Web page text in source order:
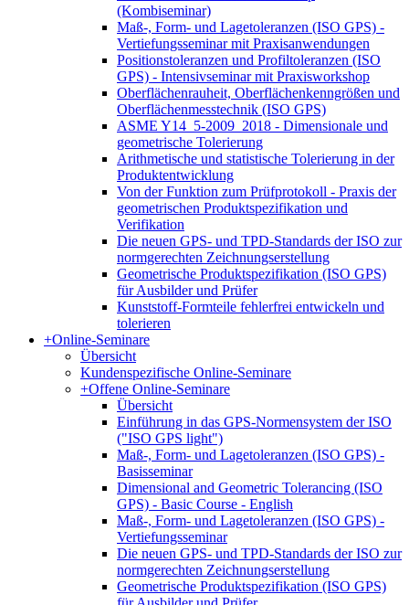
(Kombiseminar)
Maß-, Form- und Lagetoleranzen (ISO GPS) -
Vertiefungsseminar mit Praxisanwendungen
Positionstoleranzen und Profiltoleranzen (ISO
GPS) - Intensivseminar mit Praxisworkshop
Oberflächenrauheit, Oberflächenkenngrößen und
Oberflächenmesstechnik (ISO GPS)
ASME Y14_5-2009_2018 - Dimensionale und
geometrische Tolerierung
Arithmetische und statistische Tolerierung in der
Produktentwicklung
Von der Funktion zum Prüfprotokoll - Praxis der
geometrischen Produktspezifikation und
Verifikation
Die neuen GPS- und TPD-Standards der ISO zur
normgerechten Zeichnungserstellung
Geometrische Produktspezifikation (ISO GPS)
für Ausbilder und Prüfer
Kunststoff-Formteile fehlerfrei entwickeln und
tolerieren
+Online-Seminare
Übersicht
Kundenspezifische Online-Seminare
+Offene Online-Seminare
Übersicht
Einführung in das GPS-Normensystem der ISO
("ISO GPS light")
Maß-, Form- und Lagetoleranzen (ISO GPS) -
Basisseminar
Dimensional and Geometric Tolerancing (ISO
GPS) - Basic Course - English
Maß-, Form- und Lagetoleranzen (ISO GPS) -
Vertiefungsseminar
Die neuen GPS- und TPD-Standards der ISO zur
normgerechten Zeichnungserstellung
Geometrische Produktspezifikation (ISO GPS)